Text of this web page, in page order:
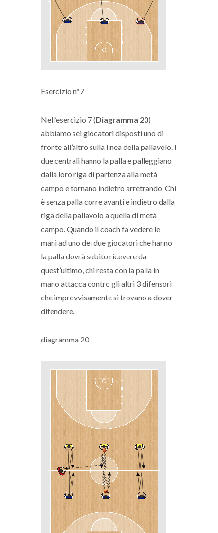
Esercizio n°7
Nell’esercizio 7 (Diagramma 20)
abbiamo sei giocatori disposti uno di
fronte all’altro sulla linea della pallavolo. I
due centrali hanno la palla e palleggiano
dalla loro riga di partenza alla metà
campo e tornano indietro arretrando. Chi
è senza palla corre avanti e indietro dalla
riga della pallavolo a quella di metà
campo. Quando il coach fa vedere le
mani ad uno dei due giocatori che hanno
la palla dovrà subito ricevere da
quest’ultimo, chi resta con la palla in
mano attacca contro gli altri 3 difensori
che improvvisamente si trovano a dover
difendere.
diagramma 20